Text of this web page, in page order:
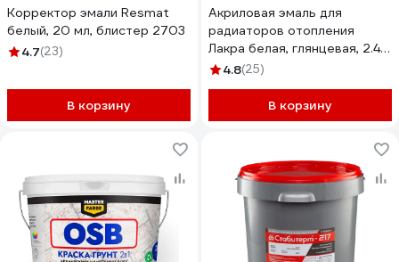
Корректор эмали Resmat
белый, 20 мл, блистер 2703
4.7(23)
В корзину
Акриловая эмаль для
радиаторов отопления
Лакра белая, глянцевая, 2.4
кг 90003485890
4.8(25)
В корзину